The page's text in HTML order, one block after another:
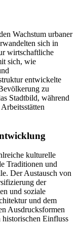
Wachstum urbaner
sich in
wirtschaftliche
sich, wie
entwickelte
zu
Stadtbild, während
kulturelle
Traditionen und
Der Austausch von
der
und soziale
und dem
Ausdrucksformen
historischen Einfluss